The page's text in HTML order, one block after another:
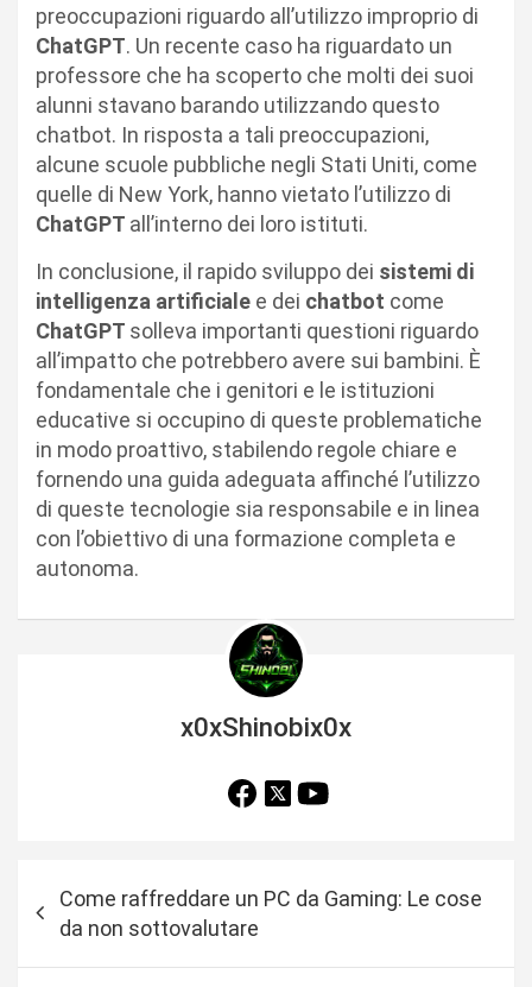
preoccupazioni riguardo all’utilizzo improprio di
ChatGPT. Un recente caso ha riguardato un
professore che ha scoperto che molti dei suoi
alunni stavano barando utilizzando questo
chatbot. In risposta a tali preoccupazioni,
alcune scuole pubbliche negli Stati Uniti, come
quelle di New York, hanno vietato l’utilizzo di
ChatGPT all’interno dei loro istituti.
In conclusione, il rapido sviluppo dei sistemi di
intelligenza artificiale e dei chatbot come
ChatGPT solleva importanti questioni riguardo
all’impatto che potrebbero avere sui bambini. È
fondamentale che i genitori e le istituzioni
educative si occupino di queste problematiche
in modo proattivo, stabilendo regole chiare e
fornendo una guida adeguata affinché l’utilizzo
di queste tecnologie sia responsabile e in linea
con l’obiettivo di una formazione completa e
autonoma.
x0xShinobix0x
Come raffreddare un PC da Gaming: Le cose
da non sottovalutare